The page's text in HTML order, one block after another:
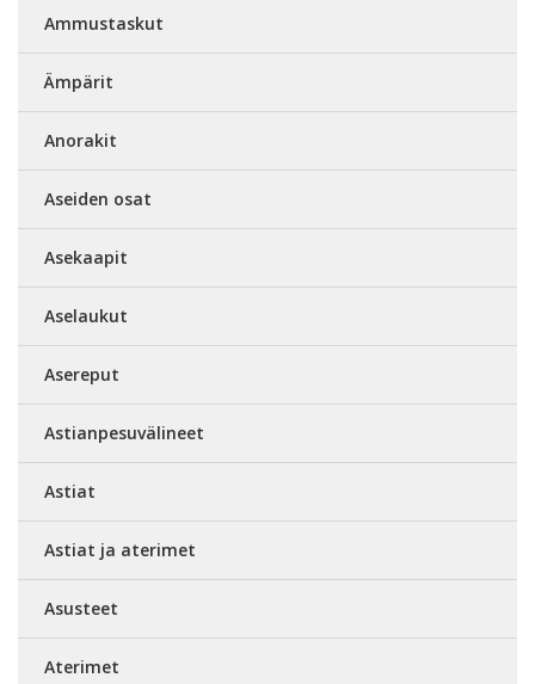
Ammustaskut
Ämpärit
Anorakit
Aseiden osat
Asekaapit
Aselaukut
Asereput
Astianpesuvälineet
Astiat
Astiat ja aterimet
Asusteet
Aterimet